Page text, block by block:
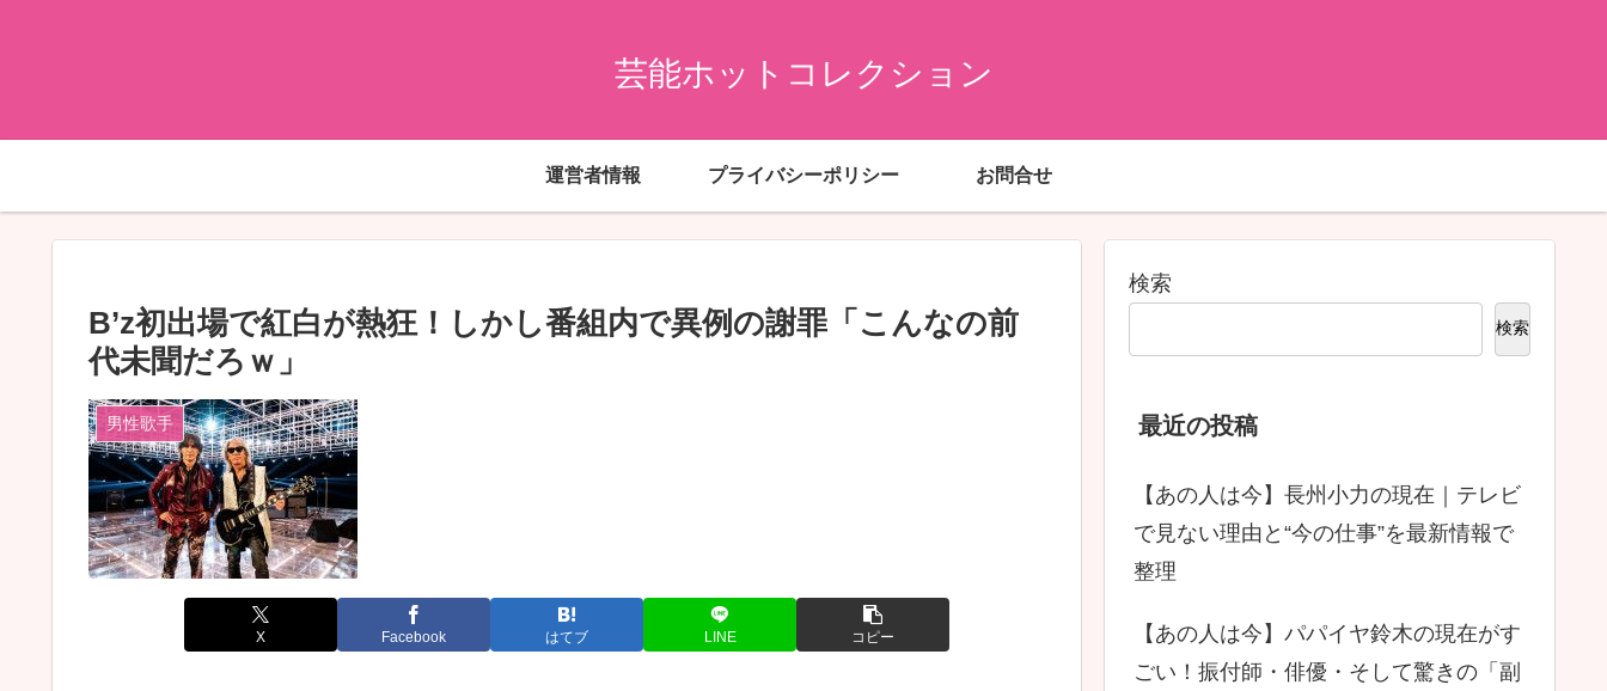
芸能ホットコレクション
運営者情報 プライバシーポリシー お問合せ
B’z初出場で紅白が熱狂！しかし番組内で異例の謝罪「こんなの前
代未聞だろｗ」
男性歌手
X Facebook はてブ LINE コピー
検索
検索
最近の投稿
【あの人は今】長州小力の現在｜テレビ
で見ない理由と“今の仕事”を最新情報で
整理
【あの人は今】パパイヤ鈴木の現在がす
ごい！振付師・俳優・そして驚きの「副